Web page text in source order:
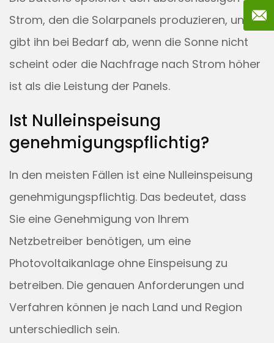
Strom, den die Solarpanels produzieren, und
gibt ihn bei Bedarf ab, wenn die Sonne nicht
scheint oder die Nachfrage nach Strom höher
ist als die Leistung der Panels.
Ist Nulleinspeisung
genehmigungspflichtig?
In den meisten Fällen ist eine Nulleinspeisung
genehmigungspflichtig. Das bedeutet, dass
Sie eine Genehmigung von Ihrem
Netzbetreiber benötigen, um eine
Photovoltaikanlage ohne Einspeisung zu
betreiben. Die genauen Anforderungen und
Verfahren können je nach Land und Region
unterschiedlich sein.